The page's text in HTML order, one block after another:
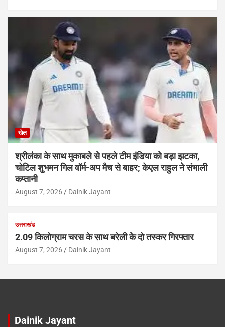
खेल
श्रीलंका के साथ मुकाबले से पहले टीम इंडिया को बड़ा झटका,
चोटिल शुभमन गिल वॉर्म-अप मैच से बाहर; केएल राहुल ने संभाली
कप्तानी
August 7, 2026 Dainik Jayant
उत्तराखंड
2.09 किलोग्राम चरस के साथ बरेली के दो तस्कर गिरफ्तार
August 7, 2026 Dainik Jayant
Dainik Jayant